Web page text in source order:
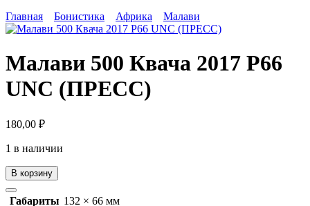
Главная
Бонистика Африка Малави
Малави 500 Квача 2017 P66
UNC (ПРЕСС)
180,00 ₽
1 в наличии
В корзину
Габариты 132 × 66 мм